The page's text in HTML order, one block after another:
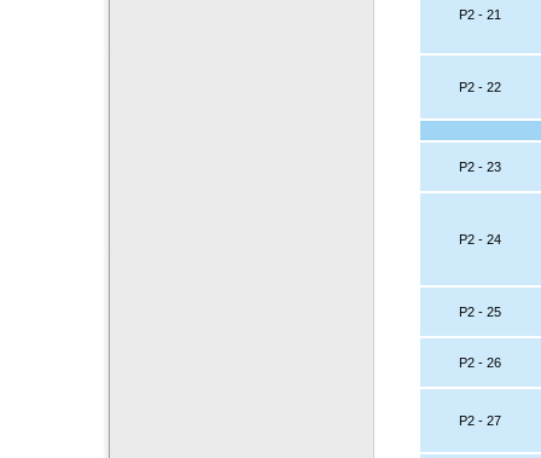
P2 - 21
P2 - 22
P2 - 23
P2 - 24
P2 - 25
P2 - 26
P2 - 27